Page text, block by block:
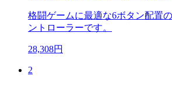
格闘ゲームに最適な6ボタン配置
ントローラーです。
28,308円
2